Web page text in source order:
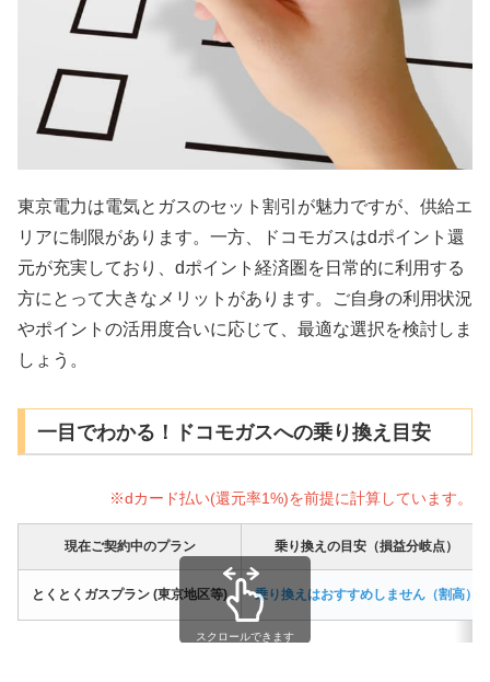
東京電力は電気とガスのセット割引が魅力ですが、供給エ
リアに制限があります。一方、ドコモガスはdポイント還
元が充実しており、dポイント経済圏を日常的に利用する
方にとって大きなメリットがあります。ご自身の利用状況
やポイントの活用度合いに応じて、最適な選択を検討しま
しょう。
一目でわかる！ドコモガスへの乗り換え目安
※dカード払い(還元率1%)を前提に計算しています。
現在ご契約中のプラン 乗り換えの目安（損益分岐点）
とくとくガスプラン (東京地区等) 乗り換えはおすすめしません（割高）
スクロールできます